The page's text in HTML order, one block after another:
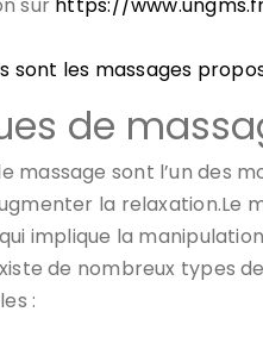
sont les massages
de
massage sont l’un des
la relaxation.Le
implique la
de nombreux types
: